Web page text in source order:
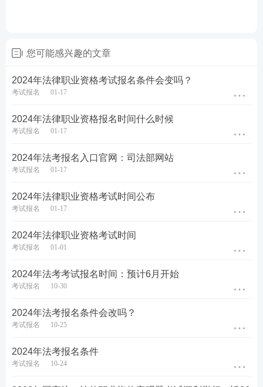
频得分考点，考前15页纸+音频磨耳朵,达到
第四轮复习：【主观题专项冲刺】
月冲刺接力，集中突破主观题
，掌握
主观题锁分技巧，硬核通关
♥4轮授课体系主客一体，什么都不用多想，
跟着老师学，早日通过考试♥
备考工具：【 电子法条查询系统】【
载】
备考资料：【免费领《内部讲义》包邮
下载】
您可能感兴趣的文章
2024年法律职业资格考试报名条件会变吗？
考试报名 01-17
2024年法律职业资格报名时间什么时候
考试报名 01-17
2024年法考报名入口官网：司法部网站
考试报名 01-17
2024年法律职业资格考试时间公布
考试报名 01-17
2024年法律职业资格考试时间
考试报名 01-01
2024年法考考试报名时间：预计6月开始
考试报名 10-30
2024年法考报名条件会改吗？
考试报名 10-25
2024年法考报名条件
考试报名 10-24